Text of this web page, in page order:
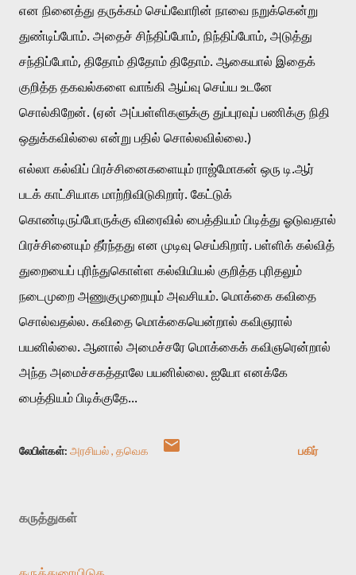
என நினைத்து தருக்கம் செய்வோரின் நாவை நறுக்கென்று
துண்டிப்போம். அதைச் சிந்திப்போம், நிந்திப்போம், அடுத்து
சந்திப்போம், திதோம் திதோம் திதோம். ஆகையால் இதைக்
குறித்த தகவல்களை வாங்கி ஆய்வு செய்ய உடனே
சொல்கிறேன். (ஏன் அப்பள்ளிகளுக்கு துப்புரவுப் பணிக்கு நிதி
ஒதுக்கவில்லை என்று பதில் சொல்லவில்லை.)
எல்லா கல்விப் பிரச்சினைகளையும் ராஜ்மோகன் ஒரு டி.ஆர்
படக் காட்சியாக மாற்றிவிடுகிறார். கேட்டுக்
கொண்டிருப்போருக்கு விரைவில் பைத்தியம் பிடித்து ஓடுவதால்
பிரச்சினையும் தீர்ந்தது என முடிவு செய்கிறார். பள்ளிக் கல்வித்
துறையைப் புரிந்துகொள்ள கல்வியியல் குறித்த புரிதலும்
நடைமுறை அணுகுமுறையும் அவசியம். மொக்கை கவிதை
சொல்வதல்ல. கவிதை மொக்கையென்றால் கவிஞரால்
பயனில்லை. ஆனால் அமைச்சரே மொக்கைக் கவிஞரென்றால்
அந்த அமைச்சகத்தாலே பயனில்லை. ஐயோ எனக்கே
பைத்தியம் பிடிக்குதே...
லேபிள்கள்: அரசியல் தவெக பகிர்
கருத்துகள்